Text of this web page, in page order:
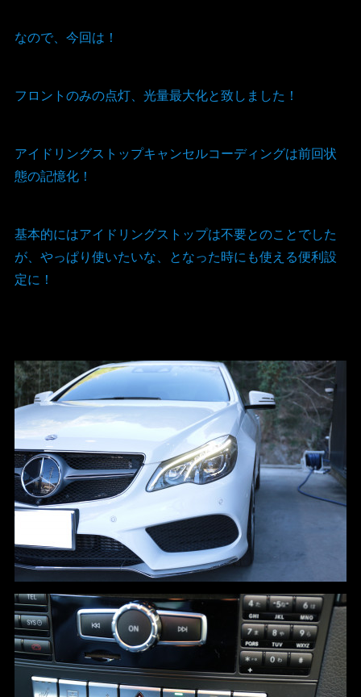
なので、今回は！
フロントのみの点灯、光量最大化と致しました！
アイドリングストップキャンセルコーディングは前回状
態の記憶化！
基本的にはアイドリングストップは不要とのことでした
が、やっぱり使いたいな、となった時にも使える便利設
定に！